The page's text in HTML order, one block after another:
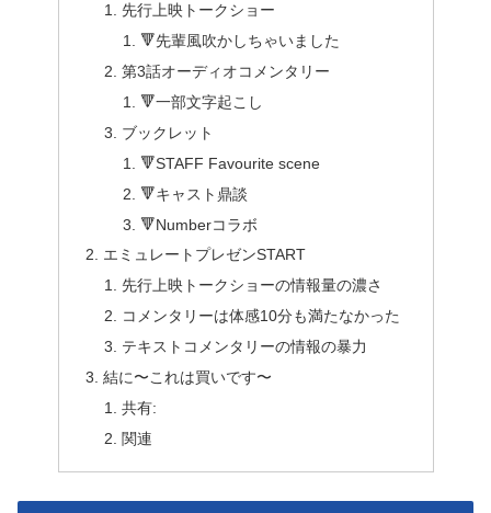
先行上映トークショー
🔻先輩風吹かしちゃいました
第3話オーディオコメンタリー
🔻一部文字起こし
ブックレット
🔻STAFF Favourite scene
🔻キャスト鼎談
🔻Numberコラボ
エミュレートプレゼンSTART
先行上映トークショーの情報量の濃さ
コメンタリーは体感10分も満たなかった
テキストコメンタリーの情報の暴力
結に〜これは買いです〜
共有:
関連